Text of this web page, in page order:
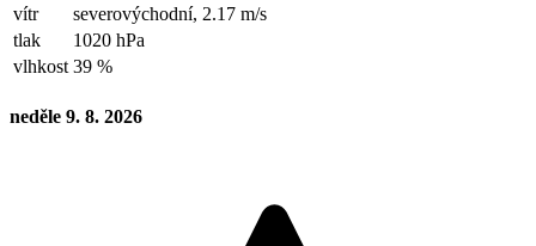
vítr
severovýchodní, 2.17 m/s
tlak
1020 hPa
vlhkost 39 %
neděle 9. 8. 2026